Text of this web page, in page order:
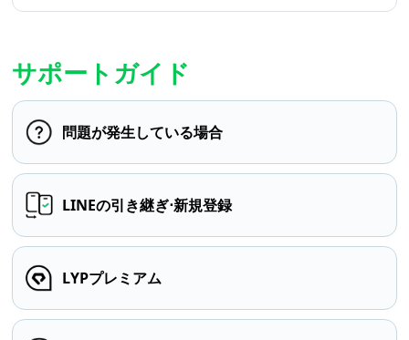
サポートガイド
問題が発生している場合
LINEの引き継ぎ⋅新規登録
LYPプレミアム